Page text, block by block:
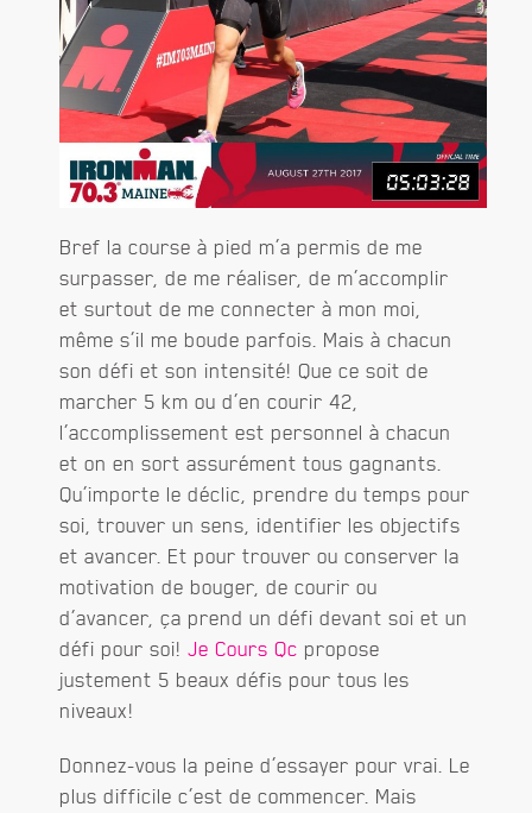
Bref la course à pied m’a permis de me
surpasser, de me réaliser, de m’accomplir
et surtout de me connecter à mon moi,
même s’il me boude parfois. Mais à chacun
son défi et son intensité! Que ce soit de
marcher 5 km ou d’en courir 42,
l’accomplissement est personnel à chacun
et on en sort assurément tous gagnants.
Qu’importe le déclic, prendre du temps pour
soi, trouver un sens, identifier les objectifs
et avancer. Et pour trouver ou conserver la
motivation de bouger, de courir ou
d’avancer, ça prend un défi devant soi et un
défi pour soi! Je Cours Qc propose
justement 5 beaux défis pour tous les
niveaux!
Donnez-vous la peine d’essayer pour vrai. Le
plus difficile c’est de commencer. Mais